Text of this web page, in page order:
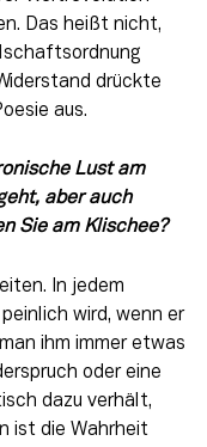
Das heißt nicht,
drückte
aus.
Lust am
aber auch
Sie am Klischee?
In jedem
wird, wenn er
ihm immer etwas
oder eine
dazu verhält,
ist die Wahrheit